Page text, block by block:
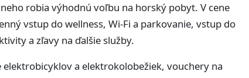
robia výhodnú voľbu na horský pobyt. V cene
vstup do wellness, Wi-Fi a parkovanie, vstup do
a zľavy na ďalšie služby.
a elektrokolobežiek, vouchery na